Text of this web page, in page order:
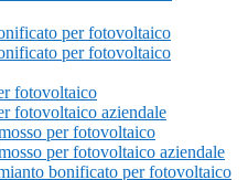
per fotovoltaico
per fotovoltaico
fotovoltaico
fotovoltaico aziendale
per fotovoltaico
per fotovoltaico aziendale
bonificato per fotovoltaico